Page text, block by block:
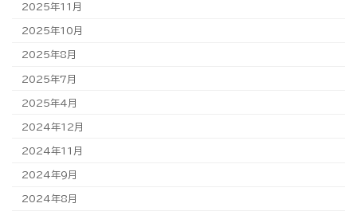
2025年11月
2025年10月
2025年8月
2025年7月
2025年4月
2024年12月
2024年11月
2024年9月
2024年8月